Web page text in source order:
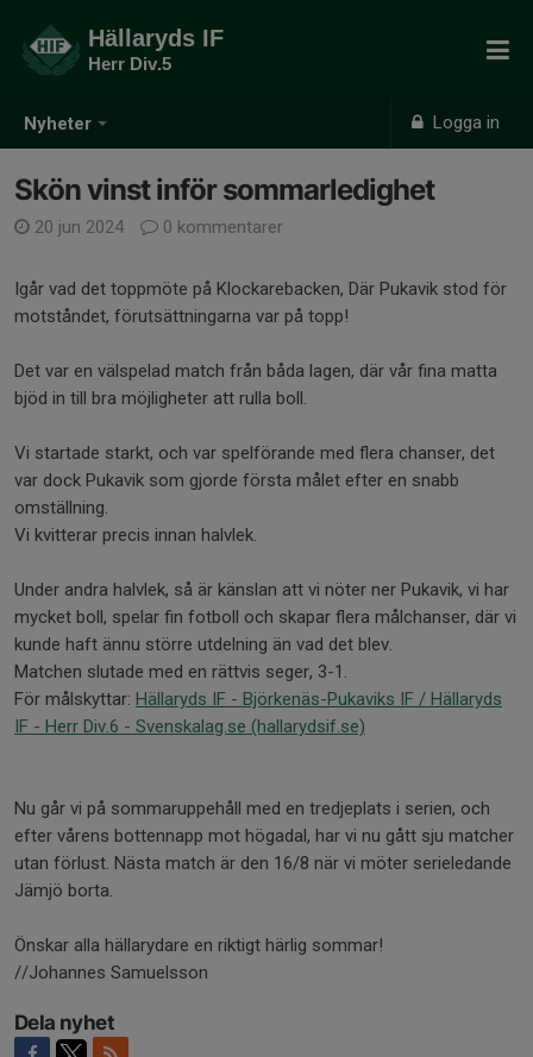
Nyheter Logga in
Hällaryds IF
Herr Div.5
Skön vinst inför sommarledighet
20 jun 2024 0 kommentarer
Igår vad det toppmöte på Klockarebacken, Där Pukavik stod för
motståndet, förutsättningarna var på topp!
Det var en välspelad match från båda lagen, där vår fina matta
bjöd in till bra möjligheter att rulla boll.
Vi startade starkt, och var spelförande med flera chanser, det
var dock Pukavik som gjorde första målet efter en snabb
omställning.
Vi kvitterar precis innan halvlek.
Under andra halvlek, så är känslan att vi nöter ner Pukavik, vi har
mycket boll, spelar fin fotboll och skapar flera målchanser, där vi
kunde haft ännu större utdelning än vad det blev.
Matchen slutade med en rättvis seger, 3-1.
För målskyttar: Hällaryds IF - Björkenäs-Pukaviks IF / Hällaryds
IF - Herr Div.6 - Svenskalag.se (hallarydsif.se)
Nu går vi på sommaruppehåll med en tredjeplats i serien, och
efter vårens bottennapp mot högadal, har vi nu gått sju matcher
utan förlust. Nästa match är den 16/8 när vi möter serieledande
Jämjö borta.
Önskar alla hällarydare en riktigt härlig sommar!
//Johannes Samuelsson
Dela nyhet